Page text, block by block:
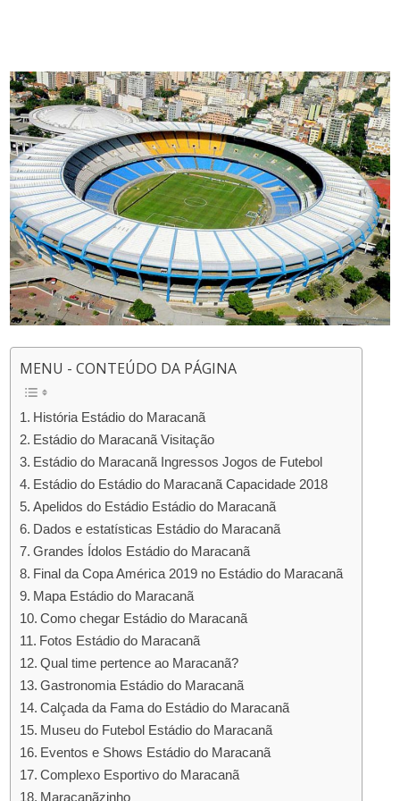
MENU - CONTEÚDO DA PÁGINA
História Estádio do Maracanã
Estádio do Maracanã Visitação
Estádio do Maracanã Ingressos Jogos de Futebol
Estádio do Estádio do Maracanã Capacidade 2018
Apelidos do Estádio Estádio do Maracanã
Dados e estatísticas Estádio do Maracanã
Grandes Ídolos Estádio do Maracanã
Final da Copa América 2019 no Estádio do Maracanã
Mapa Estádio do Maracanã
Como chegar Estádio do Maracanã
Fotos Estádio do Maracanã
Qual time pertence ao Maracanã?
Gastronomia Estádio do Maracanã
Calçada da Fama do Estádio do Maracanã
Museu do Futebol Estádio do Maracanã
Eventos e Shows Estádio do Maracanã
Complexo Esportivo do Maracanã
Maracanãzinho